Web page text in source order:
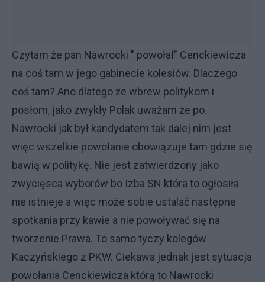
Czytam że pan Nawrocki " powołał" Cenckiewicza
na coś tam w jego gabinecie kolesiów. Dlaczego
coś tam? Ano dlatego że wbrew politykom i
posłom, jako zwykły Polak uważam że po.
Nawrocki jak był kandydatem tak dalej nim jest
więc wszelkie powołanie obowiązuje tam gdzie się
bawią w politykę. Nie jest zatwierdzony jako
zwycięsca wyborów bo Izba SN która to ogłosiła
nie istnieje a więc może sobie ustalać następne
spotkania przy kawie a nie powoływać się na
tworzenie Prawa. To samo tyczy kolegów
Kaczyńskiego z PKW. Ciekawa jednak jest sytuacja
powołania Cenckiewicza którą to Nawrocki